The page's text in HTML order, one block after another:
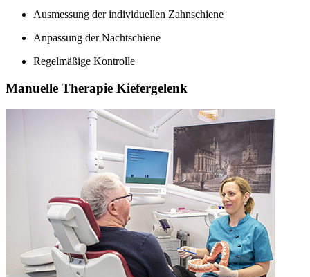
Ausmessung der individuellen Zahnschiene
Anpassung der Nachtschiene
Regelmäßige Kontrolle
Manuelle Therapie Kiefergelenk